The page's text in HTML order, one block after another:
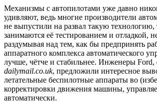
Механизмы с автопилотами уже давно
удивляют, ведь многие производители
не выпустили на развал такую
занимаются её тестированием и отладкой,
раздумывая над тем, как бы предпринять
аппаратного комплекса автоматического
лучше, чётче и стабильнее. Инженеры Ford,
dailymail.co.uk, предложили интересное
летательные беспилотные аппараты во
корректировки движения машины,
автоматически.